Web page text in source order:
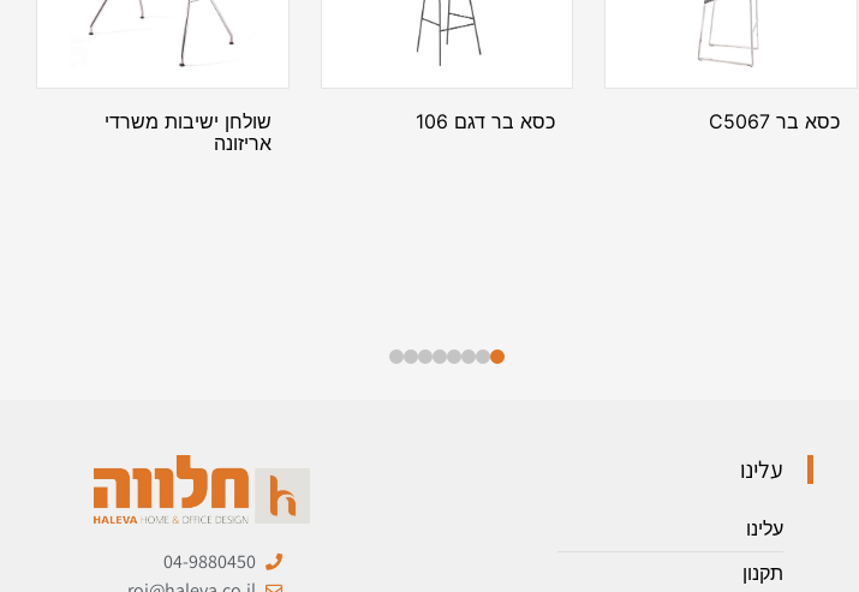
כסא בר C5067 כסא בר דגם 106
שולחן ישיבות משרדי
אריזונה
עלינו
עלינו
תקנון
04-9880450